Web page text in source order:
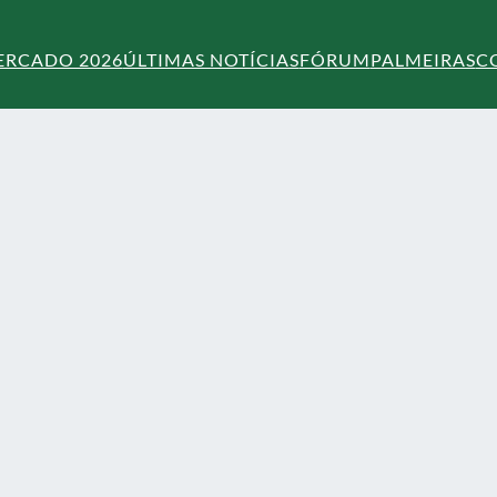
2026ÚLTIMAS NOTÍCIASFÓRUMPALMEIRAS